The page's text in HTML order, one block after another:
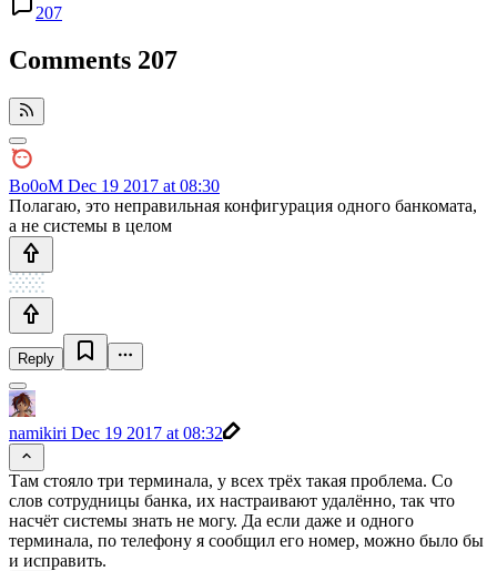
207
Comments 207
Bo0oM Dec 19 2017 at 08:30
Полагаю, это неправильная конфигурация одного банкомата,
а не системы в целом
Reply
namikiri Dec 19 2017 at 08:32
Там стояло три терминала, у всех трёх такая проблема. Со
слов сотрудницы банка, их настраивают удалённо, так что
насчёт системы знать не могу. Да если даже и одного
терминала, по телефону я сообщил его номер, можно было бы
и исправить.